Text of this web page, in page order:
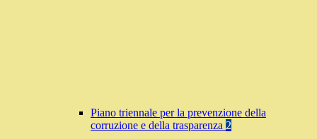
Piano triennale per la prevenzione della
corruzione e della trasparenza 2